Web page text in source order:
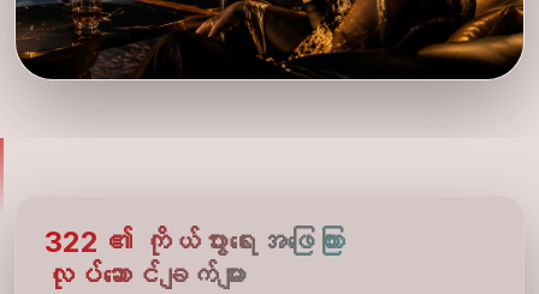
322 ၏ ကိုယ်ပွားရေးအဖြေကြား
လုပ်ဆောင်ချက်များ